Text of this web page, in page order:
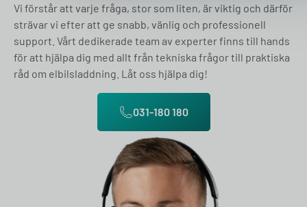
Vi förstår att varje fråga, stor som liten, är viktig och därför
strävar vi efter att ge snabb, vänlig och professionell
support. Vårt dedikerade team av experter finns till hands
för att hjälpa dig med allt från tekniska frågor till praktiska
råd om elbilsladdning. Låt oss hjälpa dig!
031-180 180